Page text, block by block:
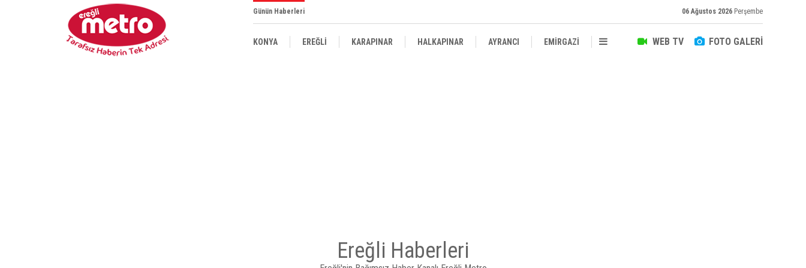
Günün Haberleri 06 Ağustos 2026 Perşembe
WEB TV FOTO GALERİ
KONYA EREĞLİ KARAPINAR HALKAPINAR AYRANCI EMİRGAZİ
Ereğli Haberleri